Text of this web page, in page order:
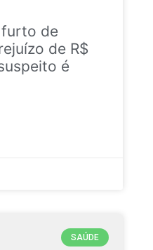
furto de
de R$
é
SAÚDE